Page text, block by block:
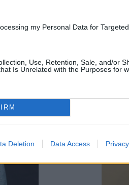
my Personal Data for Targeted
Use, Retention, Sale, and/or
Is Unrelated with the Purposes for
Deletion Data Access